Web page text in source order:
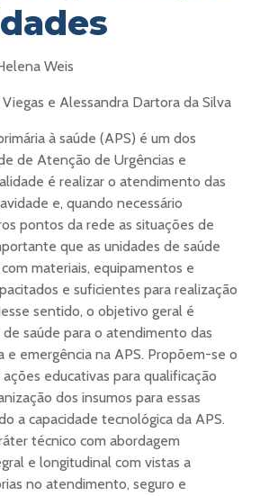
Weis
Viegas e Alessandra Dartora da Silva
à saúde (APS) é um dos
de Atenção de Urgências e
é realizar o atendimento das
e, quando necessário
pontos da rede as situações de
que as unidades de saúde
materiais, equipamentos e
e suficientes para realização
sentido, o objetivo geral é
saúde para o atendimento das
e emergência na APS. Propõem-se o
educativas para qualificação
dos insumos para essas
a capacidade tecnológica da APS.
técnico com abordagem
e longitudinal com vistas a
no atendimento, seguro e